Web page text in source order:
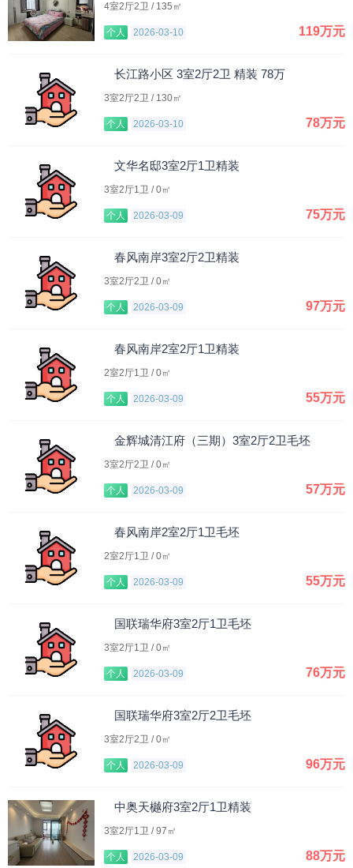
4室2厅2卫 / 135㎡
个人 2026-03-10 119万元
长江路小区 3室2厅2卫 精装 78万
3室2厅2卫 / 130㎡
个人 2026-03-10 78万元
文华名邸3室2厅1卫精装
3室2厅1卫 / 0㎡
个人 2026-03-09 75万元
春风南岸3室2厅2卫精装
3室2厅2卫 / 0㎡
个人 2026-03-09 97万元
春风南岸2室2厅1卫精装
2室2厅1卫 / 0㎡
个人 2026-03-09 55万元
金辉城清江府（三期）3室2厅2卫毛坯
3室2厅2卫 / 0㎡
个人 2026-03-09 57万元
春风南岸2室2厅1卫毛坯
2室2厅1卫 / 0㎡
个人 2026-03-09 55万元
国联瑞华府3室2厅1卫毛坯
3室2厅1卫 / 0㎡
个人 2026-03-09 76万元
国联瑞华府3室2厅2卫毛坯
3室2厅2卫 / 0㎡
个人 2026-03-09 96万元
中奥天樾府3室2厅1卫精装
3室2厅1卫 / 97㎡
个人 2026-03-09 88万元